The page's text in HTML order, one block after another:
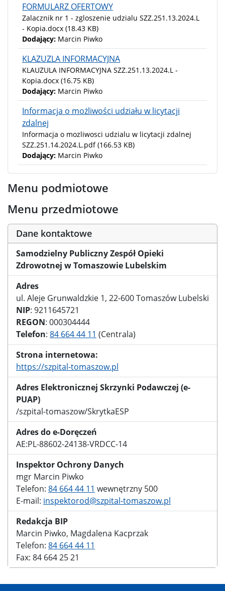
Menu podmiotowe
Menu przedmiotowe
Dane kontaktowe
Samodzielny Publiczny Zespół Opieki
Zdrowotnej w Tomaszowie Lubelskim
Adres
ul. Aleje Grunwaldzkie 1, 22-600 Tomaszów Lubelski
NIP: 9211645721
REGON: 000304444
Telefon: 84 664 44 11 (Centrala)
Strona internetowa:
https://szpital-tomaszow.pl
Adres Elektronicznej Skrzynki Podawczej (e-
PUAP)
/szpital-tomaszow/SkrytkaESP
Adres do e-Doręczeń
AE:PL-88602-24138-VRDCC-14
Inspektor Ochrony Danych
mgr Marcin Piwko
Telefon: 84 664 44 11 wewnętrzny 500
E-mail: inspektorod@szpital-tomaszow.pl
Redakcja BIP
Marcin Piwko, Magdalena Kacprzak
Telefon: 84 664 44 11
Fax: 84 664 25 21
FORMULARZ OFERTOWY
Zalacznik nr 1 - zgloszenie udzialu SZZ.251.13.2024.L
- Kopia.docx (18.43 KB)
Dodający: Marcin Piwko
KLAZUZLA INFORMACYJNA
KLAUZULA INFORMACYJNA SZZ.251.13.2024.L -
Kopia.docx (16.75 KB)
Dodający: Marcin Piwko
Informacja o możliwości udziału w licytacji
zdalnej
Informacja o mozliwosci udzialu w licytacji zdalnej
SZZ.251.14.2024.L.pdf (166.53 KB)
Dodający: Marcin Piwko